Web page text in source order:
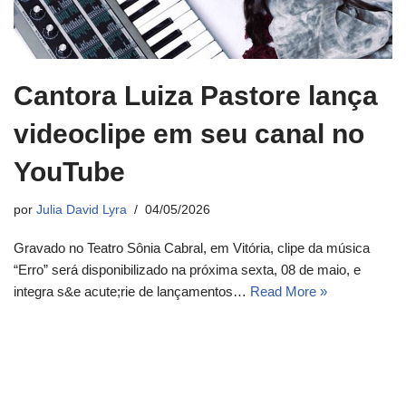
Cantora Luiza Pastore lança
videoclipe em seu canal no
YouTube
por Julia David Lyra 04/05/2026
Gravado no Teatro Sônia Cabral, em Vitória, clipe da música
“Erro” será disponibilizado na próxima sexta, 08 de maio, e
integra s&e acute;rie de lançamentos… Read More »